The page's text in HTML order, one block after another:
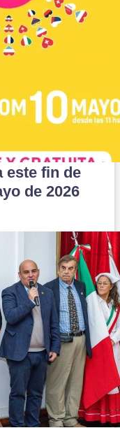
este fin de
de 2026